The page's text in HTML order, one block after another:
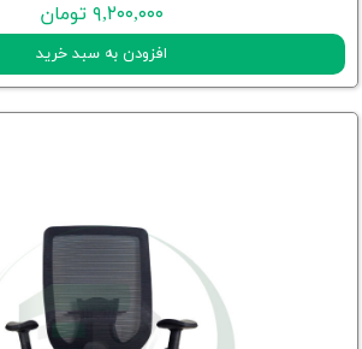
۹,۲۰۰,۰۰۰ تومان
افزودن به سبد خرید